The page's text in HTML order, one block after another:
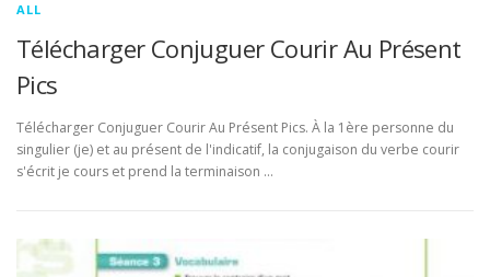
ALL
Télécharger Conjuguer Courir Au Présent
Pics
Télécharger Conjuguer Courir Au Présent Pics. À la 1ère personne du
singulier (je) et au présent de l'indicatif, la conjugaison du verbe courir
s'écrit je cours et prend la terminaison …